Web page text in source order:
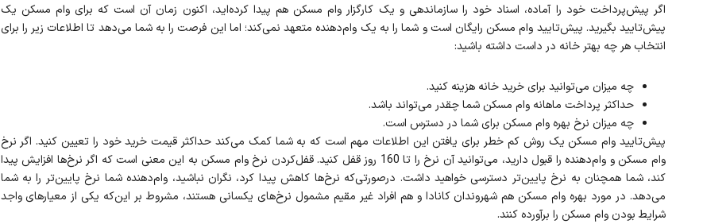
اگر پیش‌پرداخت خود را آماده، اسناد خود را سازماندهی و یک کارگزار وام مسکن هم پیدا کرده‌اید، اکنون زمان آن است که برای وام مسکن یک
پیش‌تایید بگیرید. پیش‌تایید وام مسکن رایگان است و شما را به یک وام‌دهنده متعهد نمی‌کند؛ اما این فرصت را به شما می‌دهد تا اطلاعات زیر را برای
انتخاب هر چه بهتر خانه در داست داشته باشید:
چه میزان می‌توانید برای خرید خانه هزینه کنید.
حداکثر پرداخت ماهانه وام مسکن شما چقدر می‌تواند باشد.
چه میزان نرخ بهره وام مسکن برای شما در دسترس است.
پیش‌تایید وام مسکن یک روش کم خطر برای یافتن این اطلاعات مهم است که به شما کمک می‌کند حداکثر قیمت خرید خود را تعیین کنید. اگر نرخ
وام مسکن و وام‌دهنده را قبول دارید، می‌توانید آن نرخ را تا 160 روز قفل کنید. قفل‌کردن نرخ وام مسکن به این معنی است که اگر نرخ‌ها افزایش پیدا
کند، شما همچنان به نرخ پایین‌تر دسترسی خواهید داشت. درصورتی‌که نرخ‌ها کاهش پیدا کرد، نگران نباشید، وام‌دهنده شما نرخ پایین‌تر را به شما
می‌دهد. در مورد بهره وام مسکن هم شهروندان کانادا و هم افراد غیر مقیم مشمول نرخ‌های یکسانی هستند، مشروط بر این‌که یکی از معیارهای واجد
شرایط بودن وام مسکن را برآورده کنند.